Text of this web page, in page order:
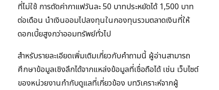
ที่ไม่ใช้ การตัดค่ากาแฟวันละ 50 บาทประหยัดได้ 1,500 บาท
ต่อเดือน นำเงินออมไปลงทุนในกองทุนรวมตลาดเงินที่ให้
ดอกเบี้ยสูงกว่าออมทรัพย์ทั่วไป
สำหรับรายละเอียดเพิ่มเติมเกี่ยวกับคำถามนี้ ผู้อ่านสามารถ
ศึกษาข้อมูลเชิงลึกได้จากแหล่งข้อมูลที่เชื่อถือได้ เช่น เว็บไซต์
ของหน่วยงานกำกับดูแลที่เกี่ยวข้อง บทวิเคราะห์จากผู้